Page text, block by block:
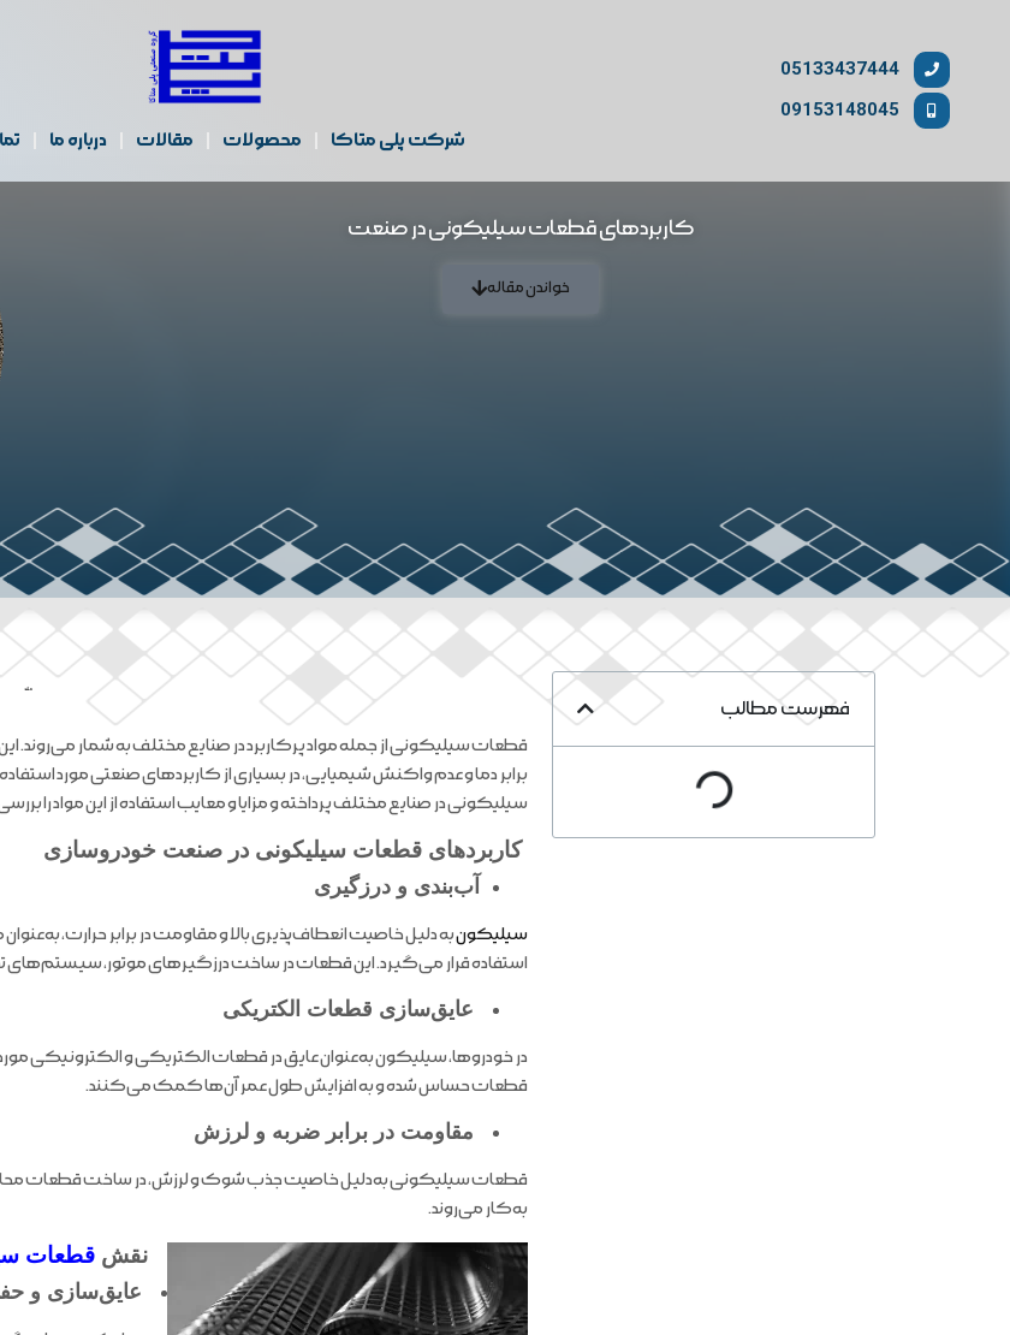
05133437444
09153148045
شرکت پلی متاکا محصولات مقالات درباره ما
کاربردهای قطعات سیلیکونی در صنعت
خواندن مقاله
فهرست مطالب
ملند
قطعات سیلیکونی از جمله مواد پرکاربرد در صنایع مختلف به شمار می‌روند.
برابر دما و عدم واکنش شیمیایی، در بسیاری از کاربردهای صنعتی مورد
سیلیکونی در صنایع مختلف پرداخته و مزایا و معایب استفاده از این مواد را
کاربردهای قطعات سیلیکونی در صنعت خودروسازی
آب‌بندی و درزگیری
سیلیکونبه دلیل خاصیت انعطاف‌پذیری بالا و مقاومت در برابر حرارت،
استفاده قرار می‌گیرد. این قطعات در ساخت درزگیرهای موتور، سیستم‌های
عایق‌سازی قطعات الکتریکی
در خودروها، سیلیکون به‌عنوان عایق در قطعات الکتریکی و الکترونیکی مورد
قطعات حساس شده و به افزایش طول عمر آن‌ها کمک می‌کنند.
مقاومت در برابر ضربه و لرزش
قطعات سیلیکونی به‌دلیل خاصیت جذب شوک و لرزش، در ساخت قطعات
به‌کار می‌روند.
نقش قطعات
عایق‌سازی و